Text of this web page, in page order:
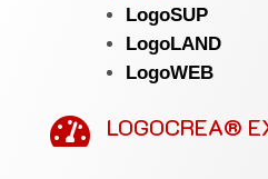
LogoSUP
LogoLAND
LogoWEB
 LOGOCREA®